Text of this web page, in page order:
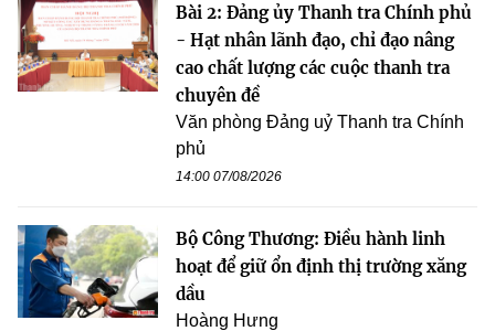
Bài 2: Đảng ủy Thanh tra Chính phủ
- Hạt nhân lãnh đạo, chỉ đạo nâng
cao chất lượng các cuộc thanh tra
chuyên đề
Văn phòng Đảng uỷ Thanh tra Chính
phủ
14:00 07/08/2026
Bộ Công Thương: Điều hành linh
hoạt để giữ ổn định thị trường xăng
dầu
Hoàng Hưng